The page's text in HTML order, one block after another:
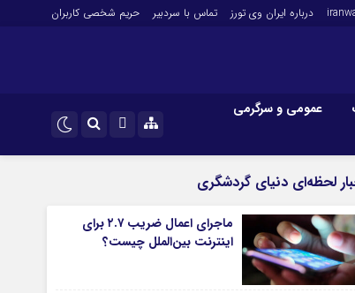
درباره ایران وی تورز تماس با سردبیر حریم شخصی کاربران
عمومی و سرگرمی
اینستاگرامصنعت و تجارت و خدمات
اقتصاد گردشگری
خودرو
لحظه‌ای دنیای گردشگری
ماجرای اعمال ضریب ۲.۷ برای
اینترنت بین‌الملل چیست؟